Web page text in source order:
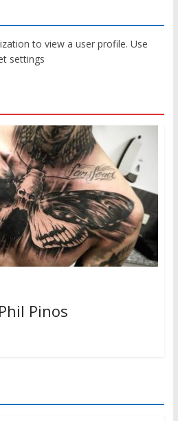
to view a user profile. Use
settings
Pinos